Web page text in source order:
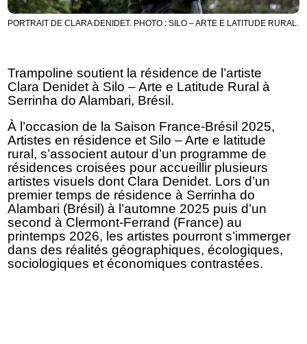
PORTRAIT DE CLARA DENIDET. PHOTO : SILO – ARTE E LATITUDE RURAL.
Trampoline soutient la résidence de l’artiste
Clara Denidet à Silo – Arte e Latitude Rural à
Serrinha do Alambari, Brésil.
À l’occasion de la Saison France-Brésil 2025,
Artistes en résidence et Silo – Arte e latitude
rural, s’associent autour d’un programme de
résidences croisées pour accueillir plusieurs
artistes visuels dont Clara Denidet. Lors d’un
premier temps de résidence à Serrinha do
Alambari (Brésil) à l’automne 2025 puis d’un
second à Clermont-Ferrand (France) au
printemps 2026, les artistes pourront s’immerger
dans des réalités géographiques, écologiques,
sociologiques et économiques contrastées.